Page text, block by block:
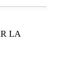
LA